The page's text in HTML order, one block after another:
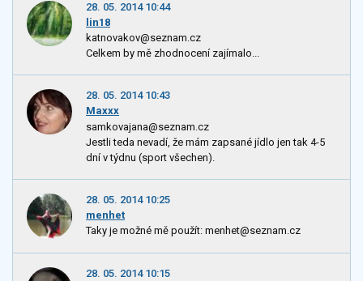
28. 05. 2014 10:44
lin18
katnovakov@seznam.cz
Celkem by mě zhodnocení zajímalo...
28. 05. 2014 10:43
Maxxx
samkovajana@seznam.cz
Jestli teda nevadí, že mám zapsané jídlo jen tak 4-5
dní v týdnu (sport všechen).
28. 05. 2014 10:25
menhet
Taky je možné mě použít: menhet@seznam.cz
28. 05. 2014 10:15